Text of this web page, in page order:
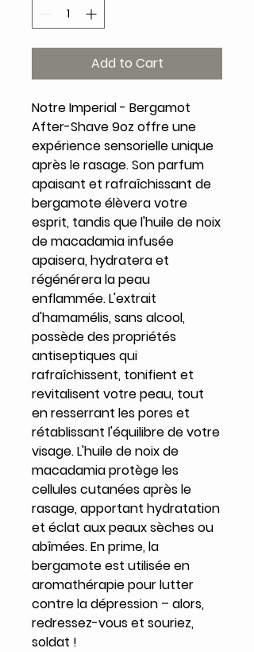
Add to Cart
Notre Imperial - Bergamot
After-Shave 9oz offre une
expérience sensorielle unique
après le rasage. Son parfum
apaisant et rafraîchissant de
bergamote élèvera votre
esprit, tandis que l'huile de noix
de macadamia infusée
apaisera, hydratera et
régénérera la peau
enflammée. L'extrait
d'hamamélis, sans alcool,
possède des propriétés
antiseptiques qui
rafraîchissent, tonifient et
revitalisent votre peau, tout
en resserrant les pores et
rétablissant l'équilibre de votre
visage. L'huile de noix de
macadamia protège les
cellules cutanées après le
rasage, apportant hydratation
et éclat aux peaux sèches ou
abîmées. En prime, la
bergamote est utilisée en
aromathérapie pour lutter
contre la dépression – alors,
redressez-vous et souriez,
soldat !